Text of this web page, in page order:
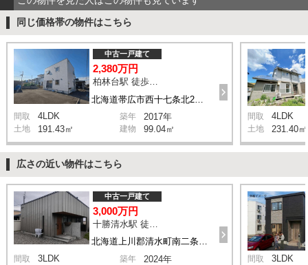
同じ価格帯の物件はこちら
中古一戸建て
2,380万円
柏林台駅 徒歩13分
間取 4LDK 築年 2017年
土地 191.43㎡ 建物 99.04㎡
間取 4LDK
土地 231.40㎡
広さの近い物件はこちら
北海道上川郡清水町南二条西6丁目
中古一戸建て
3,000万円
間取 3LDK 築年 2024年 間取 3LDK